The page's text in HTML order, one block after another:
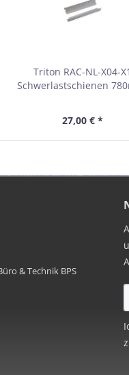
Triton RAC-NL-X04-X1
Schwerlastschienen
27,00 € *
& Technik BPS